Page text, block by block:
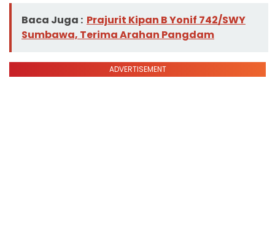
Baca Juga : Prajurit Kipan B Yonif 742/SWY
Sumbawa, Terima Arahan Pangdam
ADVERTISEMENT